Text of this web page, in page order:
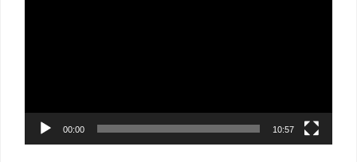
00:00 10:57